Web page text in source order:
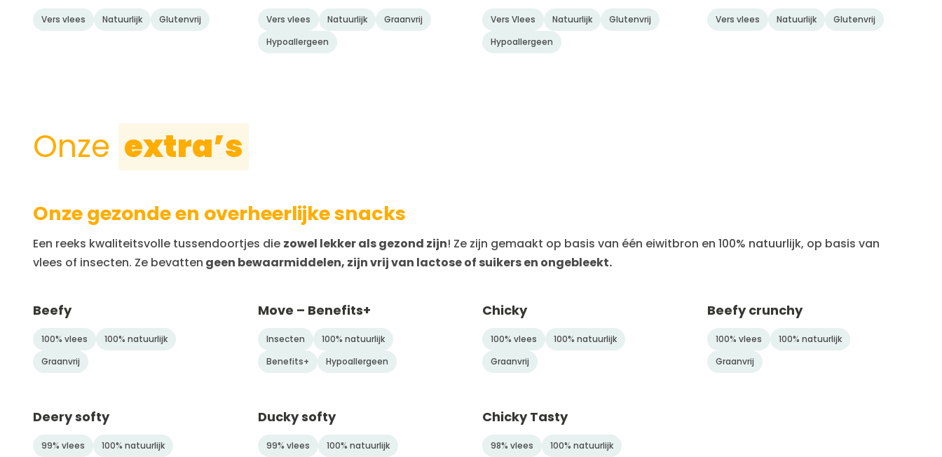
Vers vlees Natuurlijk Glutenvrij Vers vlees Natuurlijk
Graanvrij
Hypoallergeen
Vers Vlees Natuurlijk
Glutenvrij
Hypoallergeen
Vers vlees Natuurlijk Glutenvrij
Onze extra’s
Onze gezonde en overheerlijke snacks
Een reeks kwaliteitsvolle tussendoortjes die zowel lekker als gezond zijn! Ze zijn gemaakt op basis van één eiwitbron en 100% natuurlijk, op basis van
vlees of insecten. Ze bevatten geen bewaarmiddelen, zijn vrij van lactose of suikers en ongebleekt.
Beefy
100% vlees
100% natuurlijk
Graanvrij
Move – Benefits+
Insecten
100% natuurlijk
Benefits+
Hypoallergeen
Chicky
100% vlees
100% natuurlijk
Graanvrij
Beefy crunchy
100% vlees
100% natuurlijk
Graanvrij
Deery softy
99% vlees
100% natuurlijk
Ducky softy
99% vlees
100% natuurlijk
Chicky Tasty
98% vlees
100% natuurlijk